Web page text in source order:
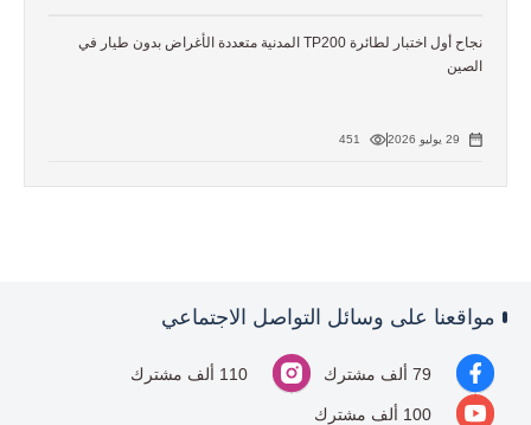
نجاح أول اختبار لطائرة TP200 المدنية متعددة الأغراض بدون طيار في
الصين
29 يوليو 2026 451
مواقعنا على وسائل التواصل الاجتماعي
79 ألف مشترك 110 ألف مشترك
100 ألف مشترك